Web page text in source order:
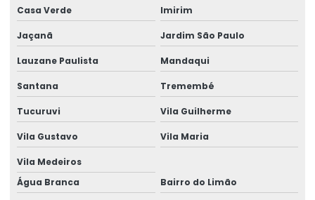
Curso calculista de estruturas metálicas
Curso calculo estrutura metalica
Curso completo de advance steel
Curso estrutura metálica
Curso projetista de estruturas metálicas
Curso projetista industrial
Curso projeto de estruturas metálicas
Casa Verde Imirim
Jaçanã Jardim São Paulo
Lauzane Paulista Mandaqui
Santana Tremembé
Tucuruvi Vila Guilherme
Vila Gustavo Vila Maria
Vila Medeiros
Água Branca
Bairro do Limão